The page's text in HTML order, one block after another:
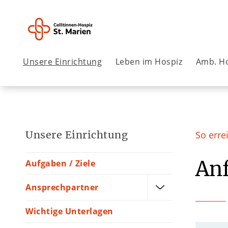
Unsere Einrichtung Leben im Hospiz Amb.
Unsere Einrichtung
Aufgaben / Ziele
Ansprechpartner
Wichtige Unterlagen
So